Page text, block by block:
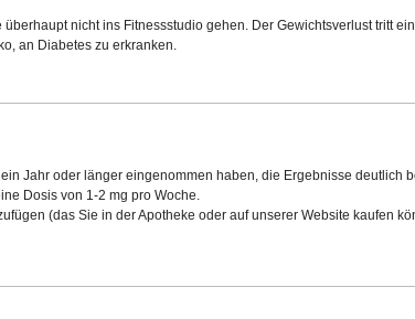
nicht ins Fitnessstudio gehen. Der Gewichtsverlust tritt
an Diabetes zu erkranken.
Jahr oder länger eingenommen haben, die Ergebnisse deutlich
Dosis von 1-2 mg pro Woche.
(das Sie in der Apotheke oder auf unserer Website kaufen